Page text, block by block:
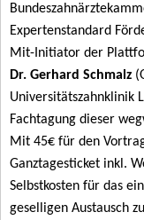
Expertenstandard
Mit-Initiator der
Dr. Gerhard Schmalz
Universitätszahnklinik
Fachtagung dieser
Mit 45€ für den
Ganztagesticket inkl.
Selbstkosten für das
geselligen Austausch